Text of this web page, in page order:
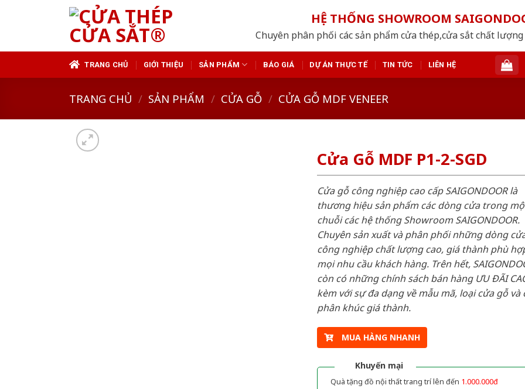
HỆ THỐNG SHOWROOM
Chuyên phân phối các sản phẩm cửa thép,cửa sắt chất
TRANG CHỦ GIỚI THIỆU SẢN PHẨM BÁO GIÁ DỰ ÁN THỰC TẾ TIN TỨC LIÊN HỆ
TRANG CHỦ / SẢN PHẨM / CỬA GỖ / CỬA GỖ MDF VENEER
Cửa Gỗ MDF P1-2-SGD
Cửa gỗ công nghiệp cao cấp SAIGONDOOR là
thương hiệu sản phẩm các dòng cửa trong
chuỗi các hệ thống Showroom SAIGONDOOR.
Chuyên sản xuất và phân phối những dòng
công nghiệp chất lượng cao, giá thành phù
mọi nhu cầu khách hàng. Trên hết,
còn có những chính sách bán hàng ƯU ĐÃI
kèm với sự đa dạng về mẫu mã, loại cửa gỗ và
phân khúc giá thành.
MUA HÀNG NHANH
Khuyến mại
Quà tặng đồ nội thất trang trí lên đến 1.000.000đ